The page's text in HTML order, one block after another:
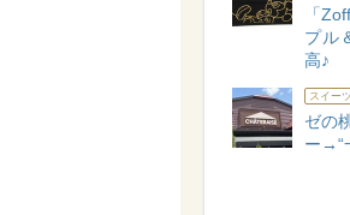
「
プル
高♪
スイーツ
ゼの
ー→“